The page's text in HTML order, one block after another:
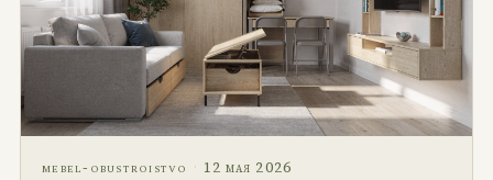
mebel-obustroistvo · 12 мая 2026